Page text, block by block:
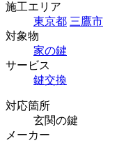
施工エリア
東京都 三鷹市
対象物
家の鍵
サービス
鍵交換
対応箇所
玄関の鍵
メーカー